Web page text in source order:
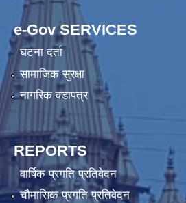
e-Gov SERVICES
घटना दर्ता
सामाजिक सुरक्षा
नागरिक वडापत्र
REPORTS
वार्षिक प्रगति प्रतिवेदन
चौमासिक प्रगति प्रतिवेदन